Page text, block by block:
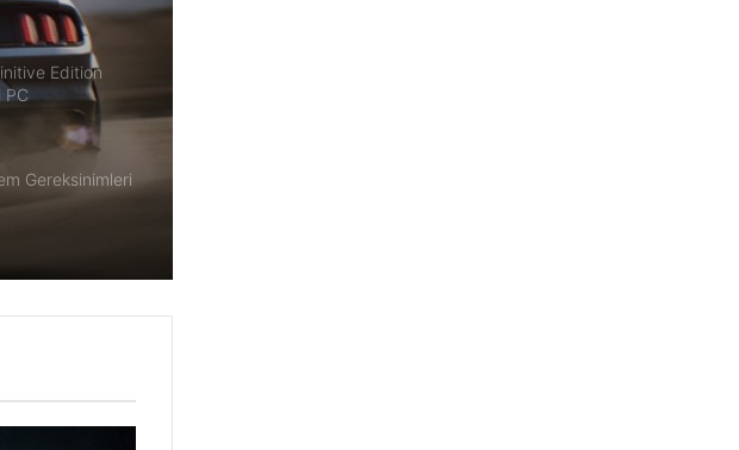
Edition
PC
Gereksinimleri
Sistem